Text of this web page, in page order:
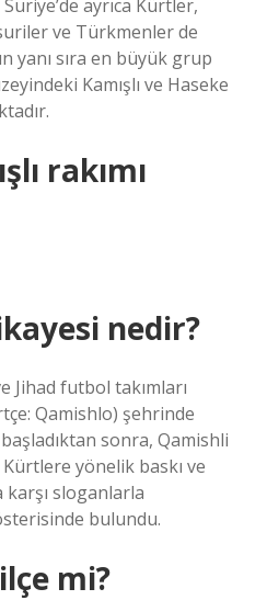
ayrıca Kürtler,
ve Türkmenler de
yanı sıra en büyük grup
Kamışlı ve Haseke
rakımı
nedir?
Jihad futbol takımları
Qamishlo) şehrinde
sonra, Qamishli
yönelik baskı ve
sloganlarla
bulundu.
mi?